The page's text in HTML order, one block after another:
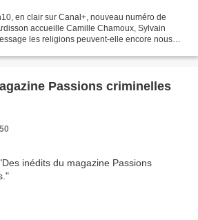
en clair sur Canal+, nouveau numéro de
accueille Camille Chamoux, Sylvain
les religions peuvent-elle encore nous
Passions criminelles